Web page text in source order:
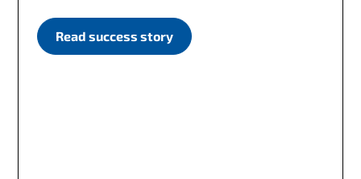
Read success story